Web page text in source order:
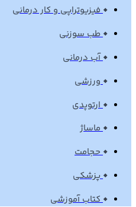
فیزیوتراپی و کار درمانی
طب سوزنی
آب درمانی
ورزشی
ارتوپدی
ماساژ
حجامت
پزشکی
کتاب آموزشی